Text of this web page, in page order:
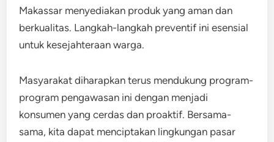
Makassar menyediakan produk yang aman dan
berkualitas. Langkah-langkah preventif ini esensial
untuk kesejahteraan warga.
Masyarakat diharapkan terus mendukung program-
program pengawasan ini dengan menjadi
konsumen yang cerdas dan proaktif. Bersama-
sama, kita dapat menciptakan lingkungan pasar